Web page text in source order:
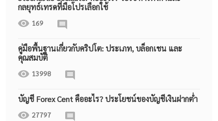
กลยุทธ์เทรดที่มือโปรเลือกใช้
169
คู่มือพื้นฐานเกี่ยวกับคริปโต: ประเภท, บล็อกเชน และ
คุณสมบัติ
13998
บัญชี Forex Cent คืออะไร? ประโยชน์ของบัญชีเงินฝากต่ำ
27797